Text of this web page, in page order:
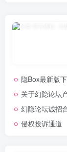
隐Box最新版
关于幻隐论坛
幻隐论坛诚招
侵权投诉通道